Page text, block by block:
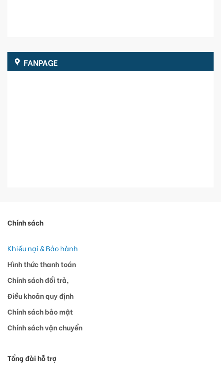
FANPAGE
Chính sách
Khiếu nại & Bảo hành
Hình thức thanh toán
Chính sách đổi trả,
Điều khoản quy định
Chính sách bảo mật
Chính sách vận chuyển
Tổng đài hỗ trợ